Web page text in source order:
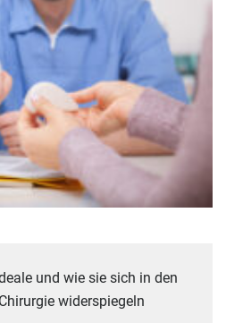
und wie sie sich in den
widerspiegeln